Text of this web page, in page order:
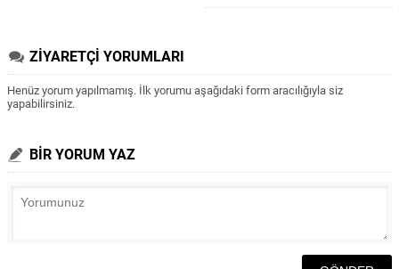
ZİYARETÇİ YORUMLARI
Henüz yorum yapılmamış. İlk yorumu aşağıdaki form aracılığıyla siz
yapabilirsiniz.
BİR YORUM YAZ